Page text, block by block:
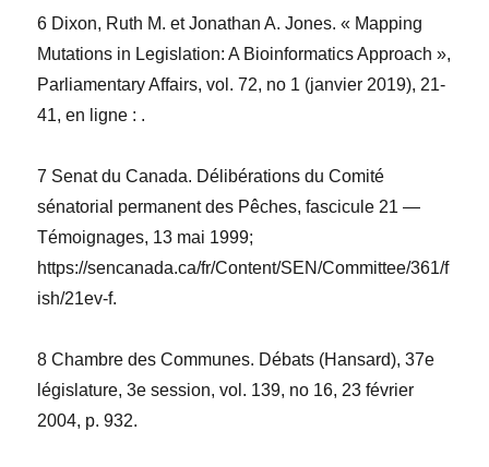
6 Dixon, Ruth M. et Jonathan A. Jones. « Mapping
Mutations in Legislation: A Bioinformatics Approach »,
Parliamentary Affairs, vol. 72, no 1 (janvier 2019), 21-
41, en ligne : .
7 Senat du Canada. Délibérations du Comité
sénatorial permanent des Pêches, fascicule 21 —
Témoignages, 13 mai 1999;
https://sencanada.ca/fr/Content/SEN/Committee/361/f
ish/21ev-f.
8 Chambre des Communes. Débats (Hansard), 37e
législature, 3e session, vol. 139, no 16, 23 février
2004, p. 932.